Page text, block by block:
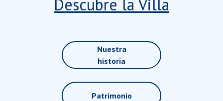
Descubre la Villa
Nuestra
historia
Patrimonio